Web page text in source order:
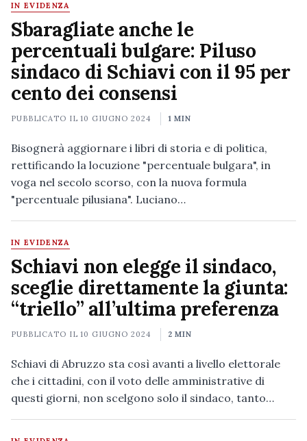
IN EVIDENZA
Sbaragliate anche le
percentuali bulgare: Piluso
sindaco di Schiavi con il 95 per
cento dei consensi
PUBBLICATO IL10 GIUGNO 2024 1 MIN
Bisognerà aggiornare i libri di storia e di politica,
rettificando la locuzione "percentuale bulgara", in
voga nel secolo scorso, con la nuova formula
"percentuale pilusiana". Luciano…
IN EVIDENZA
Schiavi non elegge il sindaco,
sceglie direttamente la giunta:
“triello” all’ultima preferenza
PUBBLICATO IL10 GIUGNO 2024 2 MIN
Schiavi di Abruzzo sta così avanti a livello elettorale
che i cittadini, con il voto delle amministrative di
questi giorni, non scelgono solo il sindaco, tanto…